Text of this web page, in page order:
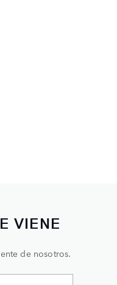
VIENE
de nosotros.